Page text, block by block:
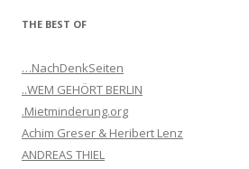
THE BEST OF
…NachDenkSeiten
..WEM GEHÖRT BERLIN
.Mietminderung.org
Achim Greser & Heribert Lenz
ANDREAS THIEL